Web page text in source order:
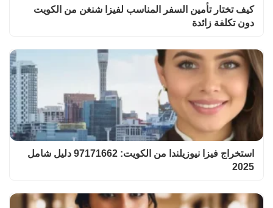
كيف تختار تأمين السفر المناسب لفيزا شنغن من الكويت
دون تكلفة زائدة
استخراج فيزا نيوزيلندا من الكويت: 97171662 دليل شامل
2025